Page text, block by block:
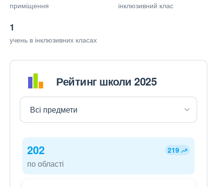
приміщення інклюзивний клас
1
учень в інклюзивних класах
Рейтинг школи 2025
202 219
по області